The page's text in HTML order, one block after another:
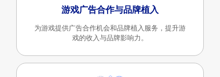
游戏广告合作与品牌植入
为游戏提供广告合作机会和品牌植入服务，提升游
戏的收入与品牌影响力。